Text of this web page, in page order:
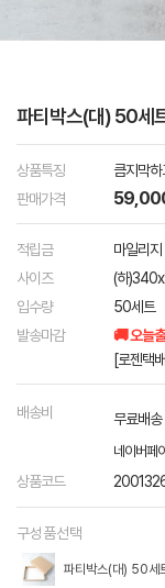
파티박스(대) 50세
상품특징
큼지막
판매가격
적립금 마일리지
사이즈
(하
입수량
50세트
발송마감
🚚 오늘
[로젠택
배송비 무료배송
네이버페
상품코드
구성품선택
파티박스(대) 50세